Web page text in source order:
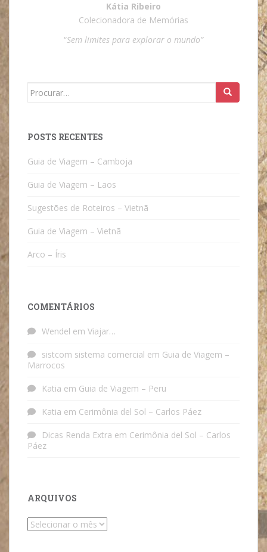
Kátia Ribeiro
Colecionadora de Memórias
“Sem limites para explorar o mundo”
Search
POSTS RECENTES
Guia de Viagem – Camboja
Guia de Viagem – Laos
Sugestões de Roteiros – Vietnã
Guia de Viagem – Vietnã
Arco – Íris
COMENTÁRIOS
Wendel em Viajar…
sistcom sistema comercial em Guia de Viagem –
Marrocos
Katia em Guia de Viagem – Peru
Katia em Cerimônia del Sol – Carlos Páez
Dicas Renda Extra em Cerimônia del Sol – Carlos
Páez
ARQUIVOS
Arquivos